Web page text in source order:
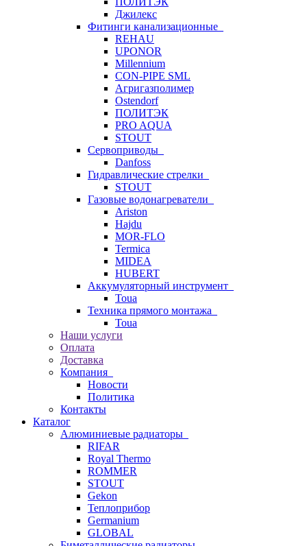
Джилекс
Фитинги канализационные
REHAU
UPONOR
Millennium
CON-PIPE SML
Агригазполимер
Ostendorf
ПОЛИТЭК
PRO AQUA
STOUT
Сервоприводы
Danfoss
Гидравлические стрелки
STOUT
Газовые водонагреватели
Ariston
Hajdu
MOR-FLO
Termica
MIDEA
HUBERT
Аккумуляторный инструмент
Toua
Техника прямого монтажа
Toua
Наши услуги
Оплата
Доставка
Компания
Новости
Политика
Контакты
Каталог
Алюминиевые радиаторы
RIFAR
Royal Thermo
ROMMER
STOUT
Gekon
Теплоприбор
Germanium
GLOBAL